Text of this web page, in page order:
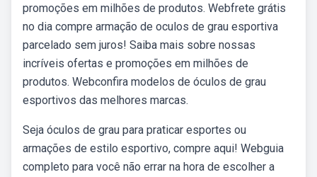
promoções em milhões de produtos. Webfrete grátis
no dia compre armação de oculos de grau esportiva
parcelado sem juros! Saiba mais sobre nossas
incríveis ofertas e promoções em milhões de
produtos. Webconfira modelos de óculos de grau
esportivos das melhores marcas.
Seja óculos de grau para praticar esportes ou
armações de estilo esportivo, compre aqui! Webguia
completo para você não errar na hora de escolher a